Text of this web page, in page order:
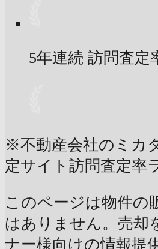
5年連続 訪問査定
※不動産会社のミカ
定サイト訪問査定率
このページは物件の
はありません。売却
ナー様向けの情報提